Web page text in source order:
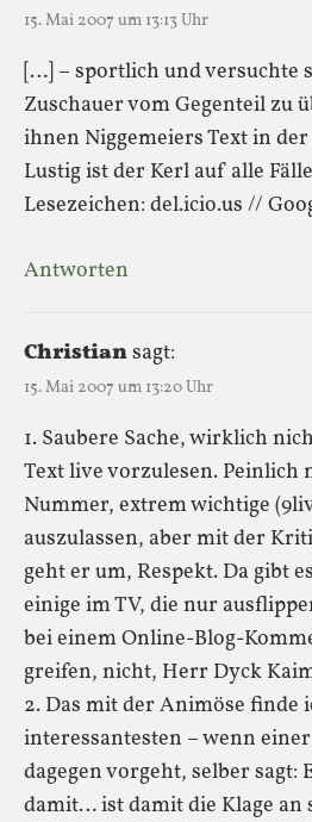
15. Mai 2007 um 13:13 Uhr
[…] – sportlich und versuchte
Zuschauer vom Gegenteil zu
ihnen Niggemeiers Text in
Lustig ist der Kerl auf alle
Lesezeichen: del.icio.us //
Antworten
Christiansagt:
15. Mai 2007 um 13:20 Uhr
1. Saubere Sache, wirklich
Text live vorzulesen. Peinlich
Nummer, extrem wichtige
auszulassen, aber mit der
geht er um, Respekt. Da gibt
einige im TV, die nur
bei einem Online-Blog-
greifen, nicht, Herr Dyck
2. Das mit der Animöse finde
interessantesten – wenn
dagegen vorgeht, selber sagt:
damit… ist damit die Klage an